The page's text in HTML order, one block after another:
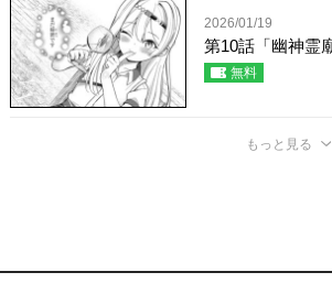
2026/01/19
第10話「幽神霊
無料
もっと見る